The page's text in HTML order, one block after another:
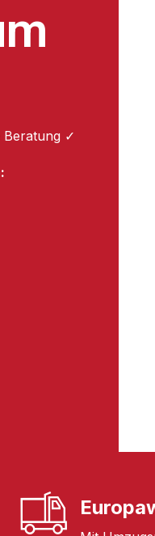
Beratung ✓